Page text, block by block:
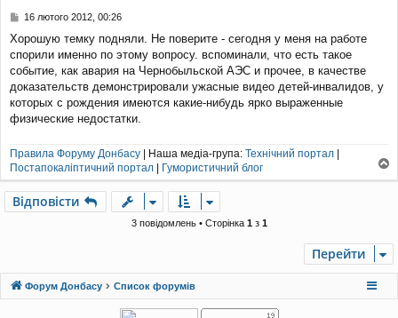
П
в
і
д
о
л
е
н
16 лютого 2012, 00:26
Хорошую темку подняли. Не поверите - сегодня у меня на работе
спорили именно по этому вопросу. вспоминали, что есть такое
событие, как авария на Чернобыльской АЭС и прочее, в качестве
доказательств демонстрировали ужасные видео детей-инвалидов, у
которых с рождения имеются какие-нибудь ярко выраженные
физические недостатки.
Правила Форуму Донбасу | Наша медіа-група: Технічний портал
Постапокаліптичний портал
Гумористичний блог
о
Відповісти
3 повідомлень • Сторінка 1з 1
Перейти
Форум Донбасу Список форумів